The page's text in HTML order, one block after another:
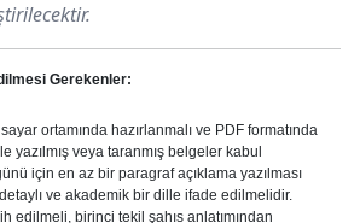
Gerekenler:
ortamında hazırlanmalı ve PDF formatında
yazılmış veya taranmış belgeler kabul
için en az bir paragraf açıklama yazılması
ve akademik bir dille ifade edilmelidir.
edilmeli, birinci tekil şahıs anlatımından